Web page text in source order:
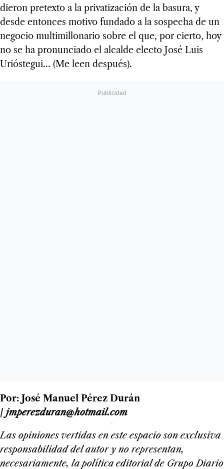
dieron pretexto a la privatización de la basura, y
desde entonces motivo fundado a la sospecha de un
negocio multimillonario sobre el que, por cierto, hoy
no se ha pronunciado el alcalde electo José Luis
Urióstegui… (Me leen después).
Por: José Manuel Pérez Durán
/ jmperezduran@hotmail.com
Las opiniones vertidas en este espacio son exclusiva
responsabilidad del autor y no representan,
necesariamente, la política editorial de Grupo Diario